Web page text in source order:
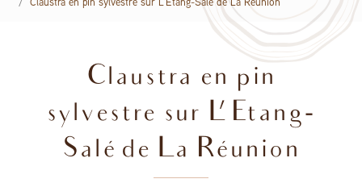
Claustra en pin sylvestre sur L'Etang-Salé de La Réunion
Claustra en pin
sylvestre sur L'Etang-
Salé de La Réunion